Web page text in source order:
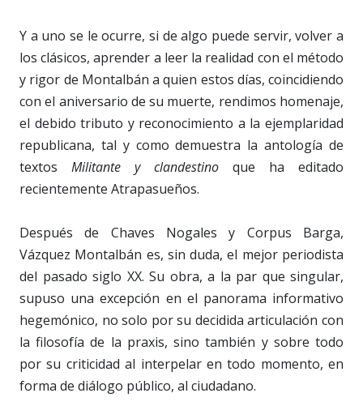
Y a uno se le ocurre, si de algo puede servir, volver a
los clásicos, aprender a leer la realidad con el método
y rigor de Montalbán a quien estos días, coincidiendo
con el aniversario de su muerte, rendimos homenaje,
el debido tributo y reconocimiento a la ejemplaridad
republicana, tal y como demuestra la antología de
textos Militante y clandestino que ha editado
recientemente Atrapasueños.
Después de Chaves Nogales y Corpus Barga,
Vázquez Montalbán es, sin duda, el mejor periodista
del pasado siglo XX. Su obra, a la par que singular,
supuso una excepción en el panorama informativo
hegemónico, no solo por su decidida articulación con
la filosofía de la praxis, sino también y sobre todo
por su criticidad al interpelar en todo momento, en
forma de diálogo público, al ciudadano.